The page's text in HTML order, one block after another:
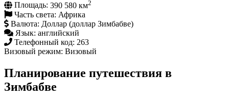
Площадь: 390 580 км2
Часть света: Африка
Валюта: Доллар (доллар Зимбабве)
Язык: английский
Телефонный код: 263
Визовый режим: Визовый
Планирование путешествия в
Зимбабве